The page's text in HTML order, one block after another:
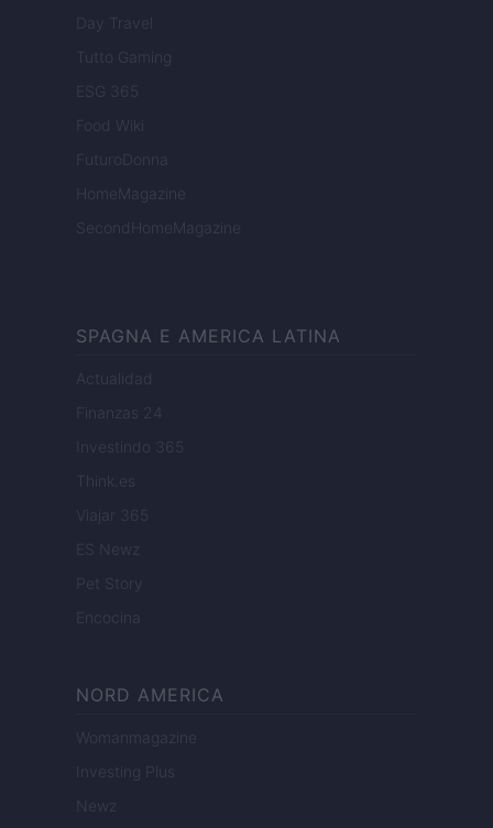
Day Travel
Tutto Gaming
ESG 365
Food Wiki
FuturoDonna
HomeMagazine
SecondHomeMagazine
SPAGNA E AMERICA LATINA
Actualidad
Finanzas 24
Investindo 365
Think.es
Viajar 365
ES Newz
Pet Story
Encocina
NORD AMERICA
Womanmagazine
Investing Plus
Newz